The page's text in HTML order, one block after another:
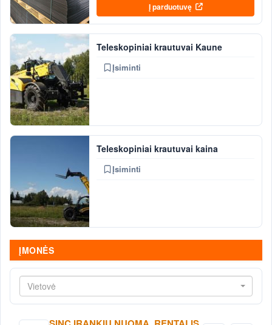
Į parduotuvę
Teleskopiniai krautuvai Kaune
Įsiminti
Teleskopiniai krautuvai kaina
Įsiminti
ĮMONĖS
Vietovė